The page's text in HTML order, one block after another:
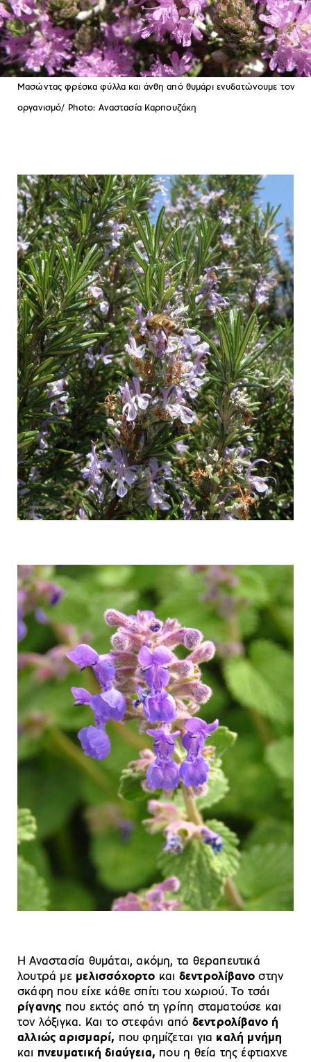
Μασώντας φρέσκα φύλλα και άνθη από θυμάρι ενυδατώνουμε τον
οργανισμό/ Photo: Αναστασία Καρπουζάκη
Η Αναστασία θυμάται, ακόμη, τα θεραπευτικά
λουτρά με μελισσόχορτο και δεντρολίβανο στην
σκάφη που είχε κάθε σπίτι του χωριού. Το τσάι
ρίγανης που εκτός από τη γρίπη σταματούσε και
τον λόξιγκα. Και το στεφάνι από δεντρολίβανο ή
αλλιώς αρισμαρί, που φημίζεται για καλή μνήμη
και πνευματική διαύγεια, που η θεία της έφτιαχνε